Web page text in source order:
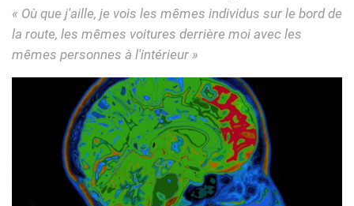
« Où que j'aille, je vois les mêmes individus sur le bord de
la route, les mêmes voitures derrière moi avec les
mêmes personnes à l'intérieur »